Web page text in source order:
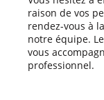
raison de vos
rendez-vous à
notre équipe.
vous
professionnel.